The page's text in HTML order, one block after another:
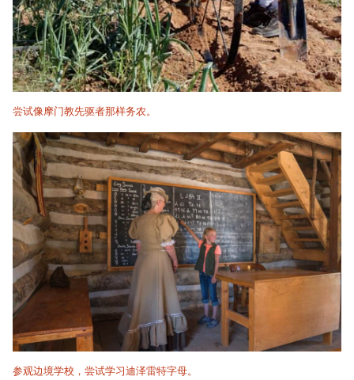
尝试像摩门教先驱者那样务农。
参观边境学校，尝试学习迪泽雷特字母。